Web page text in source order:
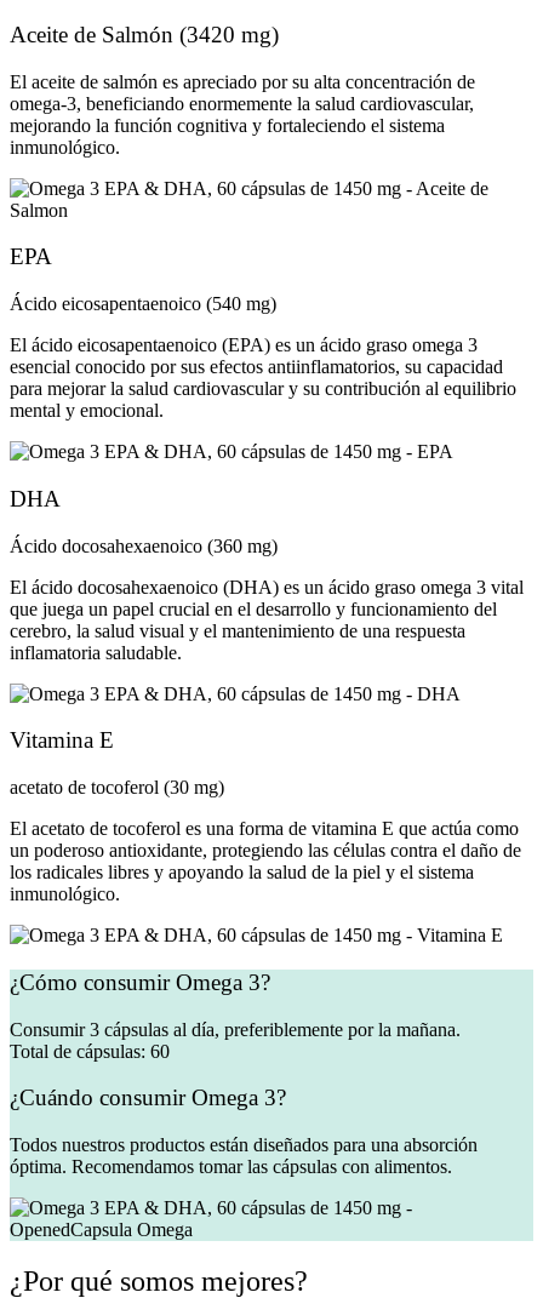
Aceite de Salmón (3420 mg)
El aceite de salmón es apreciado por su alta concentración de
omega-3, beneficiando enormemente la salud cardiovascular,
mejorando la función cognitiva y fortaleciendo el sistema
inmunológico.
EPA
Ácido eicosapentaenoico (540 mg)
El ácido eicosapentaenoico (EPA) es un ácido graso omega 3
esencial conocido por sus efectos antiinflamatorios, su capacidad
para mejorar la salud cardiovascular y su contribución al equilibrio
mental y emocional.
DHA
Ácido docosahexaenoico (360 mg)
El ácido docosahexaenoico (DHA) es un ácido graso omega 3 vital
que juega un papel crucial en el desarrollo y funcionamiento del
cerebro, la salud visual y el mantenimiento de una respuesta
inflamatoria saludable.
Vitamina E
acetato de tocoferol (30 mg)
El acetato de tocoferol es una forma de vitamina E que actúa como
un poderoso antioxidante, protegiendo las células contra el daño de
los radicales libres y apoyando la salud de la piel y el sistema
inmunológico.
¿Cómo consumir Omega 3?
Consumir 3 cápsulas al día, preferiblemente por la mañana.
Total de cápsulas: 60
¿Cuándo consumir Omega 3?
Todos nuestros productos están diseñados para una absorción
óptima. Recomendamos tomar las cápsulas con alimentos.
¿Por qué somos mejores?